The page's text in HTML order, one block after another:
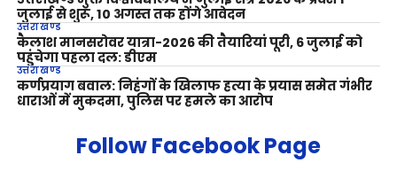
जुलाई से शुरू, 10 अगस्त तक होंगे आवेदन
उत्तराखण्ड
कैलाश मानसरोवर यात्रा-2026 की तैयारियां पूरी, 6 जुलाई को
पहुंचेगा पहला दल: डीएम
उत्तराखण्ड
कर्णप्रयाग बवाल: निहंगों के खिलाफ हत्या के प्रयास समेत गंभीर
धाराओं में मुकदमा, पुलिस पर हमले का आरोप
Follow Facebook Page